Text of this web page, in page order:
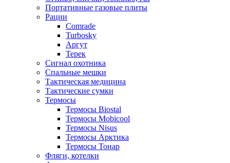
Портативные газовые плиты
Рации
Comrade
Turbosky
Аргут
Терек
Сигнал охотника
Спальные мешки
Тактическая медицина
Тактические сумки
Термосы
Термосы Biostal
Термосы Mobicool
Термосы Nisus
Термосы Арктика
Термосы Тонар
Фляги, котелки